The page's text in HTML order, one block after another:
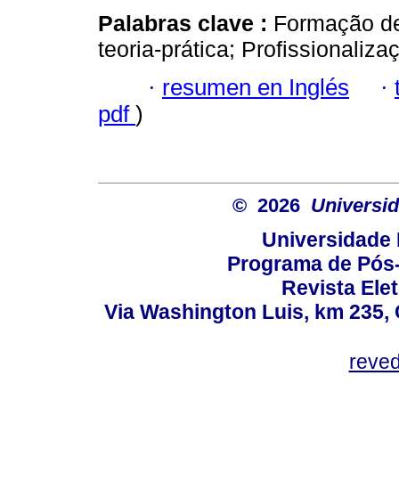
Palabras clave : Formação
teoria-prática;
· resumen en Inglés ·
pdf )
© 2026
Universidade
Programa de
Revista
Via Washington Luis, km 235,